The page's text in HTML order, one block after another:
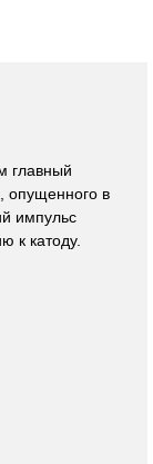
главный
опущенного в
импульс
к катоду.